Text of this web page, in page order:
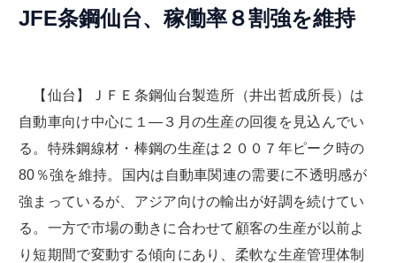
JFE条鋼仙台、稼働率８割強を維持
【仙台】ＪＦＥ条鋼仙台製造所（井出哲成所長）は
自動車向け中心に１―３月の生産の回復を見込んでい
る。特殊鋼線材・棒鋼の生産は２００７年ピーク時の
80％強を維持。国内は自動車関連の需要に不透明感が
強まっているが、アジア向けの輸出が好調を続けてい
る。一方で市場の動きに合わせて顧客の生産が以前よ
り短期間で変動する傾向にあり、柔軟な生産管理体制